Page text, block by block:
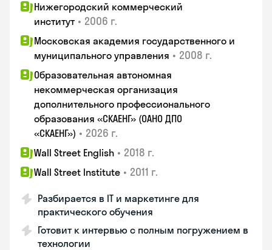
Нижегородский коммерческий
институт • 2006 г.
Московская академия государственного и
муниципального управления • 2008 г.
Образовательная автономная
некоммерческая организация
дополнительного профессионального
образования «СКАЕНГ» (ОАНО ДПО
«СКАЕНГ») • 2026 г.
Wall Street English • 2018 г.
Wall Street Institute • 2011 г.
Разбирается в IT и маркетинге для
практического обучения
Готовит к интервью с полным погружением в
технологии